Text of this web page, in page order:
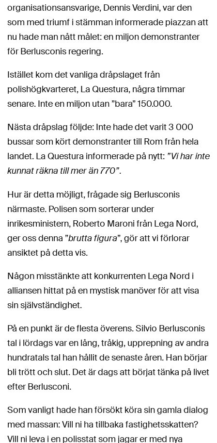
organisationsansvarige, Dennis Verdini, var den
som med triumf i stämman informerade piazzan att
nu hade man nått målet: en miljon demonstranter
för Berlusconis regering.
Istället kom det vanliga dråpslaget från
polishögkvarteret, La Questura, några timmar
senare. Inte en miljon utan ”bara” 150.000.
Nästa dråpslag följde: Inte hade det varit 3 000
bussar som kört demonstranter till Rom från hela
landet. La Questura informerade på nytt: ”Vi har inte
kunnat räkna till mer än 770”.
Hur är detta möjligt, frågade sig Berlusconis
närmaste. Polisen som sorterar under
inrikesministern, Roberto Maroni från Lega Nord,
ger oss denna ”brutta figura”, gör att vi förlorar
ansiktet på detta vis.
Någon misstänkte att konkurrenten Lega Nord i
alliansen hittat på en mystisk manöver för att visa
sin självständighet.
På en punkt är de flesta överens. Silvio Berlusconis
tal i lördags var en lång, tråkig, upprepning av andra
hundratals tal han hållit de senaste åren. Han börjar
bli trött och slut. Det är dags att börjat tänka på livet
efter Berlusconi.
Som vanligt hade han försökt köra sin gamla dialog
med massan: Vill ni ha tillbaka fastighetsskatten?
Vill ni leva i en polisstat som jagar er med nya